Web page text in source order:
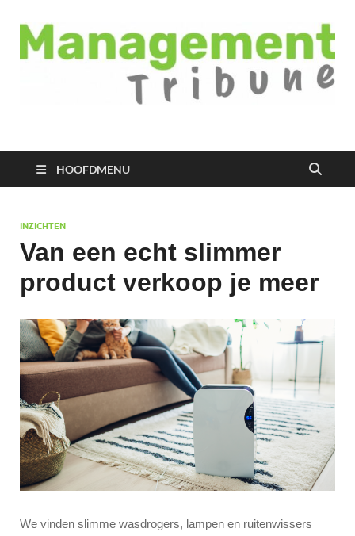
Managementtribune
HOOFDMENU
INZICHTEN
Van een echt slimmer
product verkoop je meer
We vinden slimme wasdrogers, lampen en ruitenwissers